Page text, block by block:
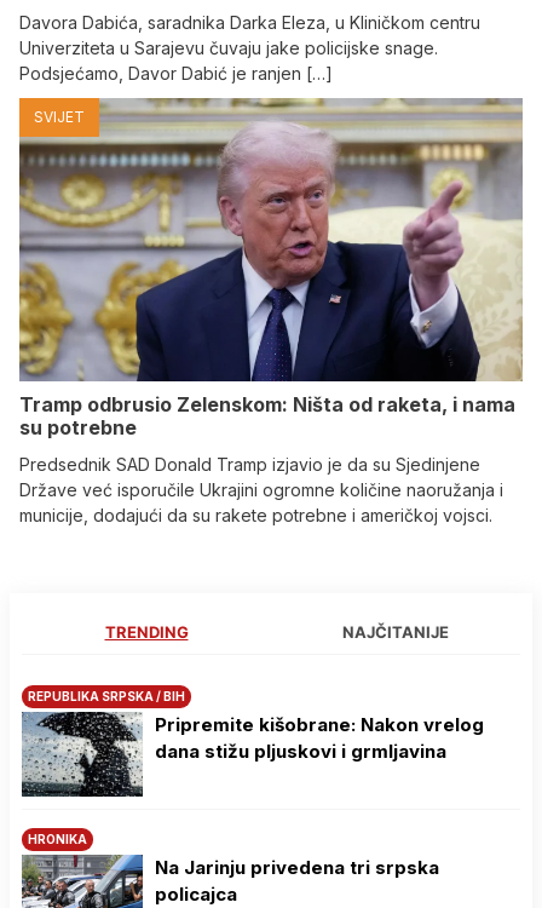
Davora Dabića, saradnika Darka Eleza, u Kliničkom centru
Univerziteta u Sarajevu čuvaju jake policijske snage.
Podsjećamo, Davor Dabić je ranjen […]
SVIJET
Tramp odbrusio Zelenskom: Ništa od raketa, i nama
su potrebne
Predsednik SAD Donald Tramp izjavio je da su Sjedinjene
Države već isporučile Ukrajini ogromne količine naoružanja i
municije, dodajući da su rakete potrebne i američkoj vojsci.
TRENDING NAJČITANIJE
REPUBLIKA SRPSKA / BIH
Pripremite kišobrane: Nakon vrelog
dana stižu pljuskovi i grmljavina
HRONIKA
Na Јarinju privedena tri srpska
policajca